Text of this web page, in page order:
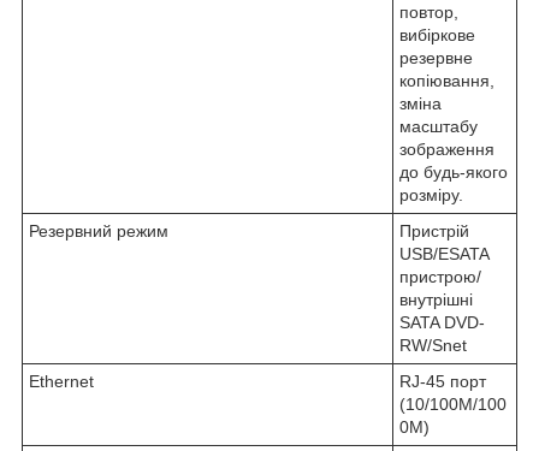
повтор,
вибіркове
резервне
копіювання,
зміна
масштабу
зображення
до будь-якого
розміру.
Резервний режим
Пристрій
USB/ESATA
пристрою/
внутрішні
SATA DVD-
RW/Snet
Ethernet
RJ-45 порт
(10/100M/100
0M)